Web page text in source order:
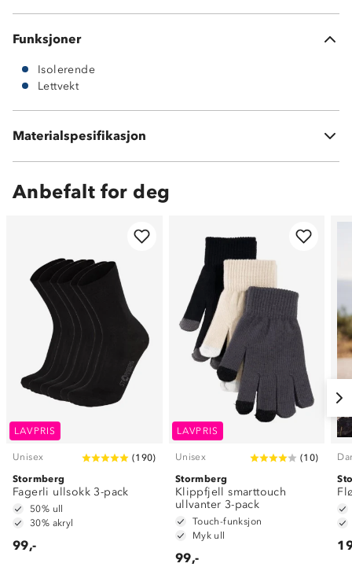
Funksjoner
Isolerende
Lettvekt
Materialspesifikasjon
Vattering: 100 % polyester
Anbefalt for deg
LAVPRIS
Unisex (190)
Stormberg
Fagerli ullsokk 3-pack
50% ull
30% akryl
99,-
LAVPRIS
Unisex (10)
Stormberg
Klippfjell smarttouch
ullvanter 3-pack
Touch-funksjon
Myk ull
99,-